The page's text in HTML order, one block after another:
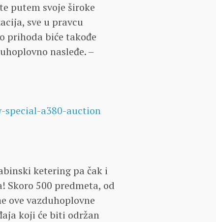
putem svoje široke
sve u pravcu
prihoda biće takođe
nasleđe. –
special-a380-auction
ketering pa čak i
500 predmeta, od
ove vazduhoplovne
koji će biti održan